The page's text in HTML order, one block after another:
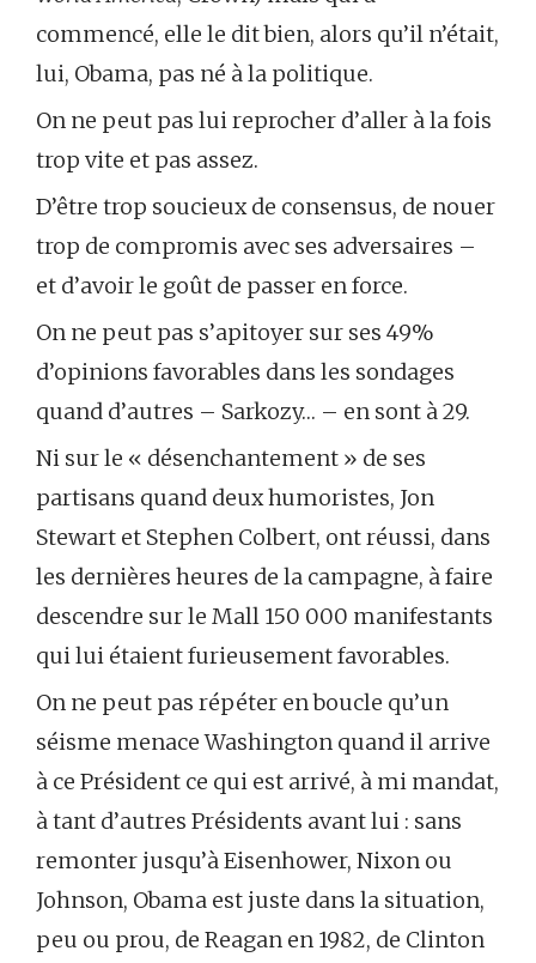
commencé, elle le dit bien, alors qu’il n’était,
lui, Obama, pas né à la politique.
On ne peut pas lui reprocher d’aller à la fois
trop vite et pas assez.
D’être trop soucieux de consensus, de nouer
trop de compromis avec ses adversaires –
et d’avoir le goût de passer en force.
On ne peut pas s’apitoyer sur ses 49%
d’opinions favorables dans les sondages
quand d’autres – Sarkozy… – en sont à 29.
Ni sur le « désenchantement » de ses
partisans quand deux humoristes, Jon
Stewart et Stephen Colbert, ont réussi, dans
les dernières heures de la campagne, à faire
descendre sur le Mall 150 000 manifestants
qui lui étaient furieusement favorables.
On ne peut pas répéter en boucle qu’un
séisme menace Washington quand il arrive
à ce Président ce qui est arrivé, à mi mandat,
à tant d’autres Présidents avant lui : sans
remonter jusqu’à Eisenhower, Nixon ou
Johnson, Obama est juste dans la situation,
peu ou prou, de Reagan en 1982, de Clinton